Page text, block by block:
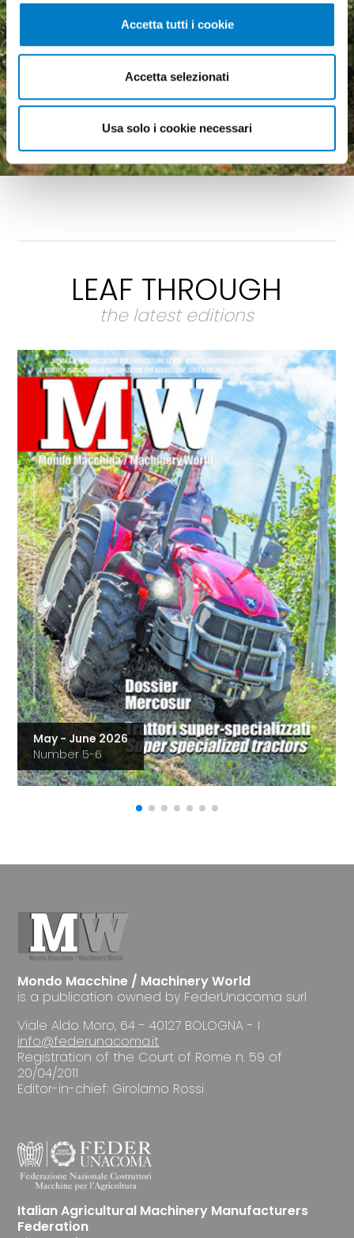
Accetta tutti i cookie
Accetta selezionati
Usa solo i cookie necessari
Agricultural machinery, a
growing market but
economic uncertainty
weighs heavily
LEAF THROUGH
the latest editions
May - June 2026
Number 5-6
Mondo Macchine / Machinery World
is a publication owned by FederUnacoma surl
Viale Aldo Moro, 64 - 40127 BOLOGNA - I
info@federunacoma.it
Registration of the Court of Rome n. 59 of
20/04/2011
Editor-in-chief: Girolamo Rossi
Italian Agricultural Machinery Manufacturers
Federation